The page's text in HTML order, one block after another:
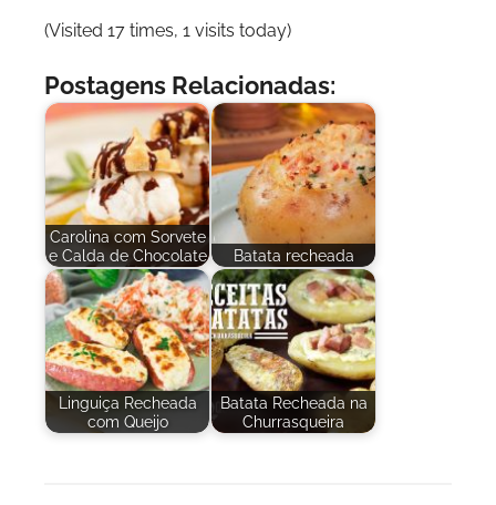
(Visited 17 times, 1 visits today)
Postagens Relacionadas:
Carolina com Sorvete
e Calda de Chocolate
Batata recheada
Linguiça Recheada
com Queijo
Batata Recheada na
Churrasqueira